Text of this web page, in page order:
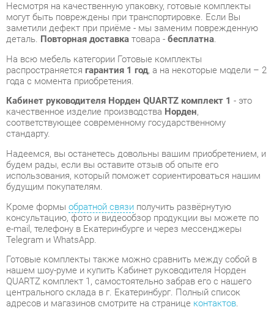
На всю мебель категории Готовые комплекты
распространяетсягарантия 1 год, а на некоторые модели – 2
года с момента приобретения.
Кабинет руководителя Норден QUARTZ комплект 1
качественное изделие производстваНорден,
соответствующее современному государственному
стандарту.
Надеемся, вы останетесь довольны вашим приобретением, и
будем рады, если вы оставите отзыв об опыте его
использования, который поможет сориентироваться нашим
будущим покупателям.
Кроме формы получить развёрнутую
консультацию, фото и видеообзор продукции вы можете по
e-mail, телефону в Екатеринбурге и через мессенджеры
Telegram и WhatsApp.
нашем шоу-руме и купить Кабинет руководителя Норден
QUARTZ комплект 1, самостоятельно забрав его с нашего
центрального склада в г. Екатеринбург. Полный список
адресов и магазинов смотрите на странице
Материал Металл
Цвет Bw (black walnut) орех американский/gf
(графит)